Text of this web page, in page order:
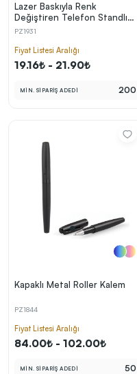
Lazer Baskıyla Renk
Değiştiren Telefon Standlı
Metal Tükenmez Kalem
PZ1931
Fiyat Listesi Aralığı
19.16₺ - 21.90₺
MİN. SİPARİŞ ADEDİ 200
Kapaklı Metal Roller Kalem
PZ1844
Fiyat Listesi Aralığı
84.00₺ - 102.00₺
MİN. SİPARİŞ ADEDİ 50